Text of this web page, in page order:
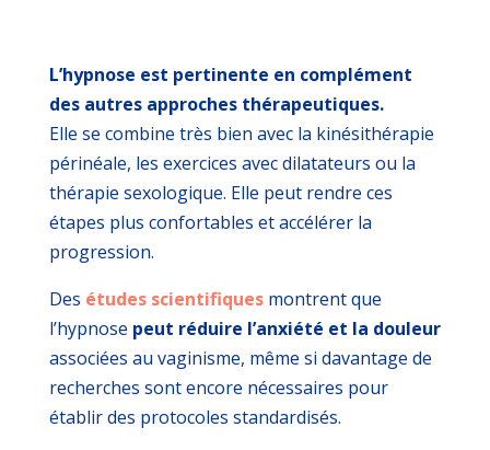
L’hypnose est pertinente en complément
des autres approches thérapeutiques.
Elle se combine très bien avec la kinésithérapie
périnéale, les exercices avec dilatateurs ou la
thérapie sexologique. Elle peut rendre ces
étapes plus confortables et accélérer la
progression.
Des études scientifiques montrent que
l’hypnose peut réduire l’anxiété et la douleur
associées au vaginisme, même si davantage de
recherches sont encore nécessaires pour
établir des protocoles standardisés.